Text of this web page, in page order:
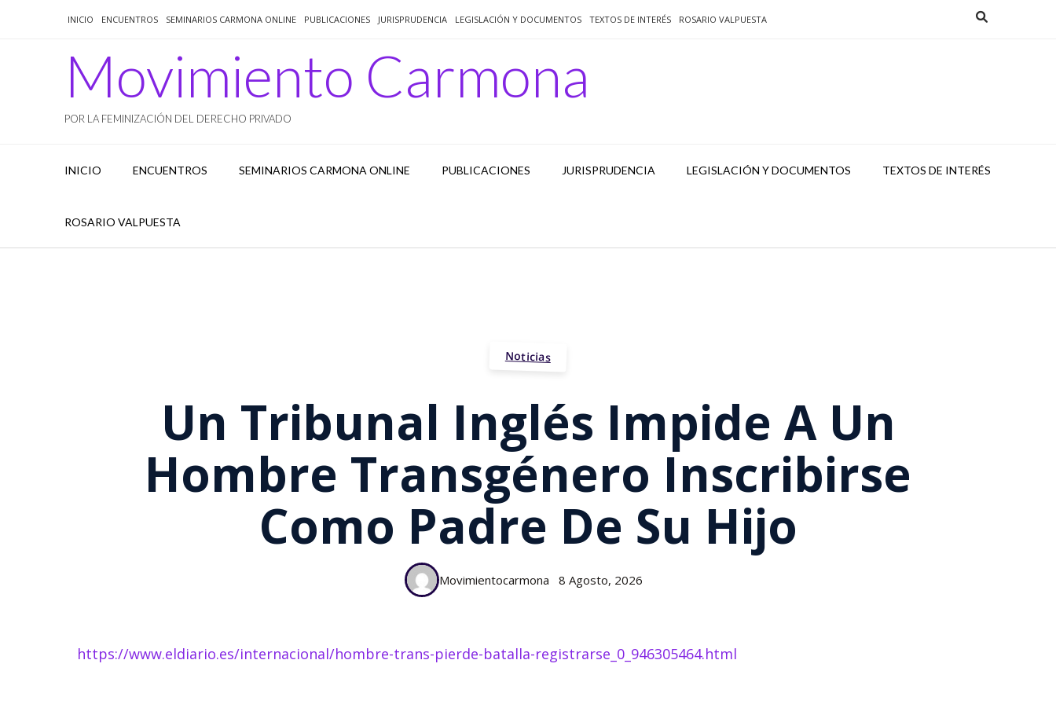
INICIO ENCUENTROS SEMINARIOS CARMONA ONLINE PUBLICACIONES JURISPRUDENCIA LEGISLACIÓN Y DOCUMENTOS TEXTOS DE INTERÉS ROSARIO VALPUESTA
Movimiento Carmona
POR LA FEMINIZACIÓN DEL DERECHO PRIVADO
INICIO ENCUENTROS SEMINARIOS CARMONA ONLINE PUBLICACIONES JURISPRUDENCIA LEGISLACIÓN Y DOCUMENTOS TEXTOS DE INTERÉS
ROSARIO VALPUESTA
Noticias
Un Tribunal Inglés Impide A Un
Hombre Transgénero Inscribirse
Como Padre De Su Hijo
Movimientocarmona 8 Agosto, 2026
https://www.eldiario.es/internacional/hombre-trans-pierde-batalla-registrarse_0_946305464.html